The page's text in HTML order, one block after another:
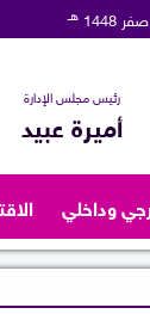
هـ
رئيس مجلس الإدارة
أميرة عبيد
وداخلي